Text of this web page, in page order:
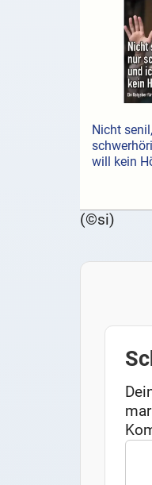
Nicht
will kein
(©si)